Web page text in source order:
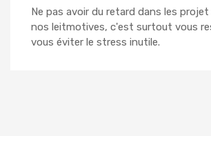
Ne pas avoir du retard dans les
nos leitmotives, c'est surtout vous
vous éviter le stress inutile.